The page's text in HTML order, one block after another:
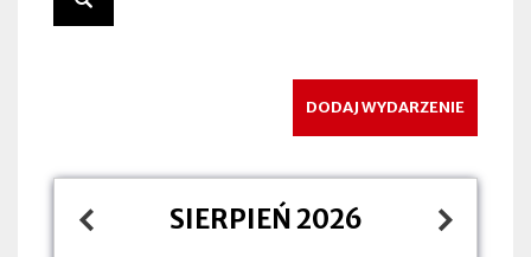
DODAJ WYDARZENIE
SIERPIEŃ 2026